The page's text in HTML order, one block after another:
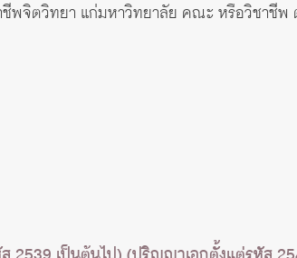
พจิตวิทยา แก่มหาวิทยาลัย คณะ หรือวิชาชี